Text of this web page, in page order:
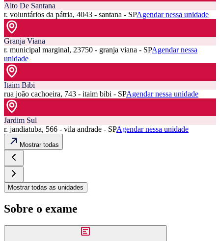
Alto De Santana
r. voluntários da pátria, 4043 - santana - SPAgendar nessa unidade
Granja Viana
r. municipal marginal, 23750 - granja viana - SPAgendar nessa
unidade
Itaim Bibi
rua joão cachoeira, 743 - itaim bibi - SPAgendar nessa unidade
Jardim Sul
r. jandiatuba, 566 - vila andrade - SPAgendar nessa unidade
Mostrar todas
Mostrar todas as unidades
Sobre o exame